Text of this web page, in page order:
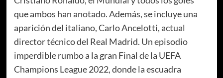
que ambos han anotado. Además, se incluye una
aparición del italiano, Carlo Ancelotti, actual
director técnico del Real Madrid. Un episodio
imperdible rumbo a la gran Final de la UEFA
Champions League 2022, donde la escuadra